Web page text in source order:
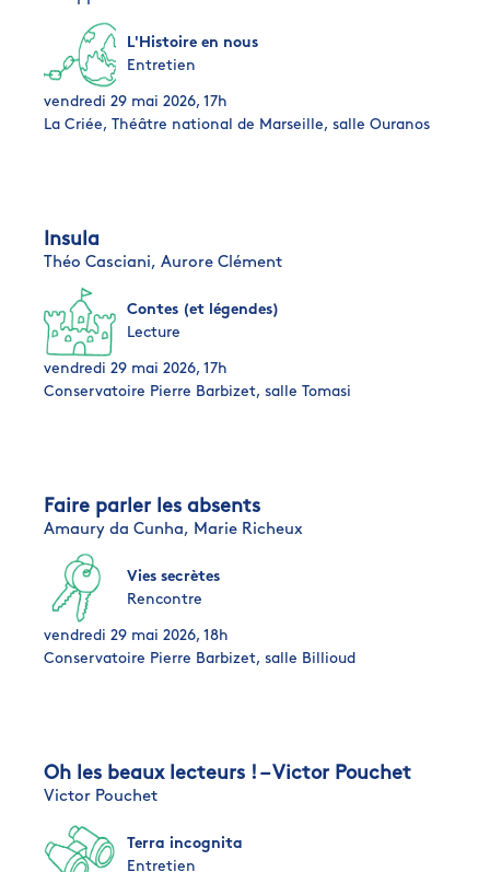
L'Histoire en nous
Entretien
vendredi 29 mai 2026, 17h
La Criée, Théâtre national de Marseille, salle Ouranos
Insula
Théo Casciani, Aurore Clément
Contes (et légendes)
Lecture
vendredi 29 mai 2026, 17h
Conservatoire Pierre Barbizet, salle Tomasi
Faire parler les absents
Amaury da Cunha, Marie Richeux
Vies secrètes
Rencontre
vendredi 29 mai 2026, 18h
Conservatoire Pierre Barbizet, salle Billioud
Oh les beaux lecteurs ! – Victor Pouchet
Victor Pouchet
Terra incognita
Entretien